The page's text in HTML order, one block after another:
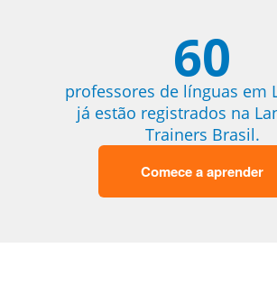
60
professores de línguas em
já estão registrados na
Trainers Brasil.
Comece a aprender